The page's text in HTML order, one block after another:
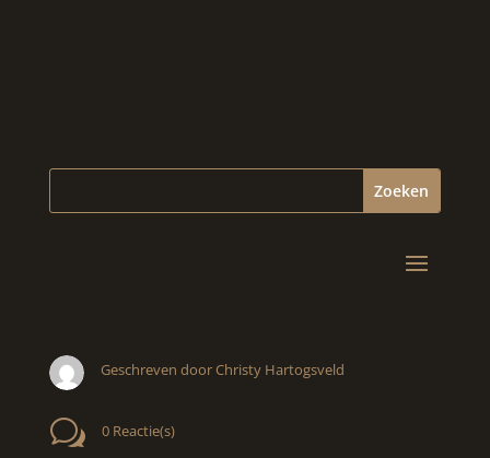
Geschreven door Christy Hartogsveld
w 0 Reactie(s)